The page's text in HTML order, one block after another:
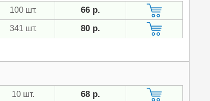
100 шт. 66 р.
341 шт. 80 р.
10 шт. 68 р.